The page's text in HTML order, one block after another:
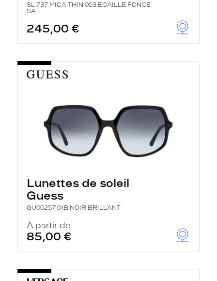
SL 737 MICA THIN 003 ECAILLE FONCE
SA
245,00 €
Lunettes de soleil
Guess
GU00257 01B NOIR BRILLANT
À partir de
85,00 €